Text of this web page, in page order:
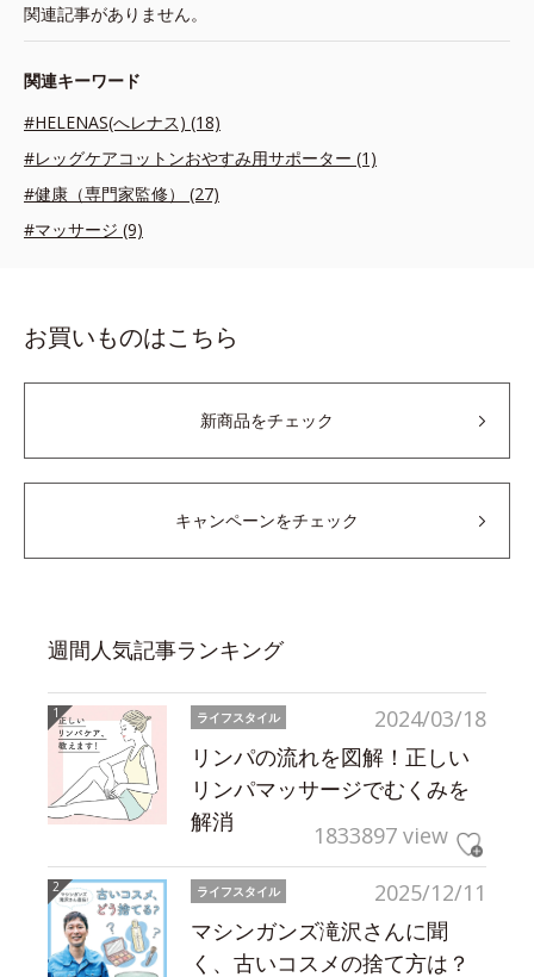
関連記事がありません。
関連キーワード
#HELENAS(へレナス) (18)
#レッグケアコットンおやすみ用サポーター (1)
#健康（専門家監修） (27)
#マッサージ (9)
お買いものはこちら
新商品をチェック
キャンペーンをチェック
週間人気記事ランキング
2024/03/18
ライフスタイル
リンパの流れを図解！正しい
リンパマッサージでむくみを
解消
1833897 view
2025/12/11
ライフスタイル
マシンガンズ滝沢さんに聞
く、古いコスメの捨て方は？